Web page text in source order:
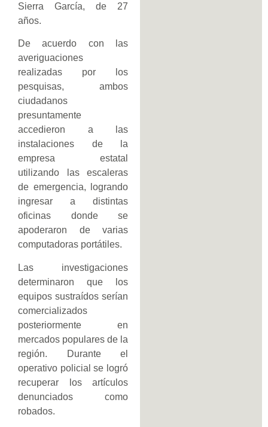
Sierra García, de 27
años.
De acuerdo con las
averiguaciones
realizadas por los
pesquisas, ambos
ciudadanos
presuntamente
accedieron a las
instalaciones de la
empresa estatal
utilizando las escaleras
de emergencia, logrando
ingresar a distintas
oficinas donde se
apoderaron de varias
computadoras portátiles.
Las investigaciones
determinaron que los
equipos sustraídos serían
comercializados
posteriormente en
mercados populares de la
región. Durante el
operativo policial se logró
recuperar los artículos
denunciados como
robados.